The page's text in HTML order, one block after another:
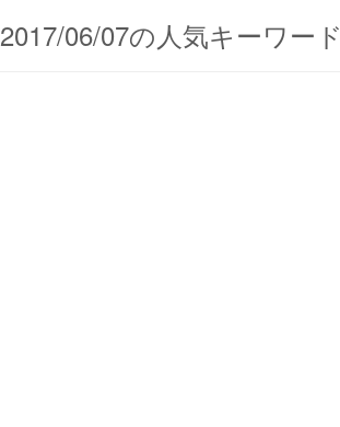
2017/06/07の人気キーワード